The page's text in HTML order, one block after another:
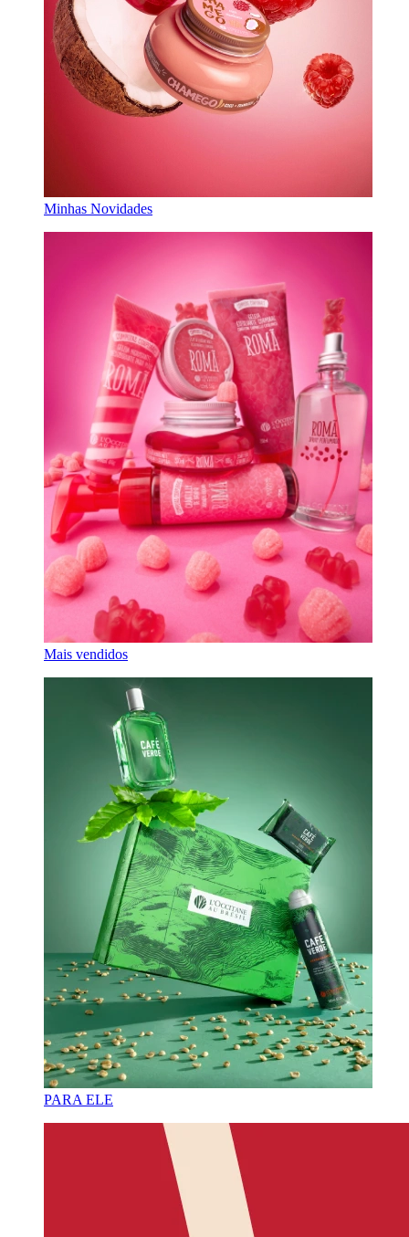
Minhas Novidades
Mais vendidos
PARA ELE